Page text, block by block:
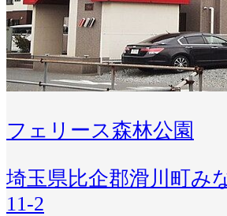
フェリース森林公園
埼玉県比企郡滑川町み
11-2